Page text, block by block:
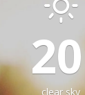
20
clear sky